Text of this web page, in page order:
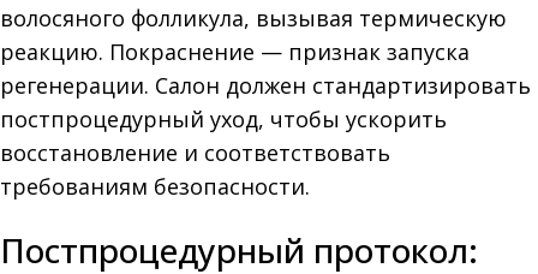
волосяного фолликула, вызывая термическую
реакцию. Покраснение — признак запуска
регенерации. Салон должен стандартизировать
постпроцедурный уход, чтобы ускорить
восстановление и соответствовать
требованиям безопасности.
Постпроцедурный протокол: